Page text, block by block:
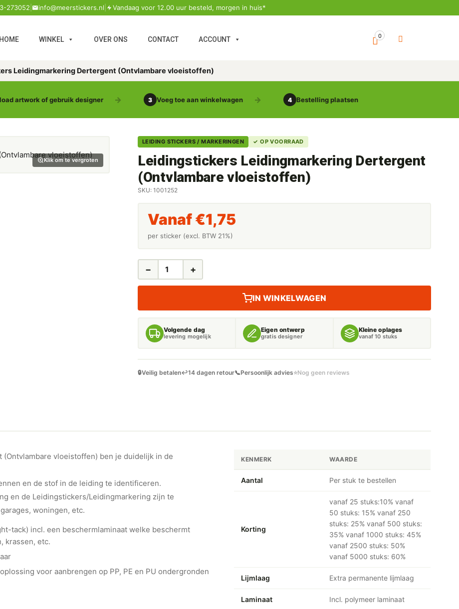
273052 info@meerstickers.nl Vandaag voor 12.00 uur besteld, morgen in huis*
HOME WINKEL OVER ONS CONTACT ACCOUNT 0
Leidingmarkering Dertergent (Ontvlambare vloeistoffen)
artwork of gebruik designer 3 Voeg toe aan winkelwagen 4 Bestelling plaatsen
Klik om te vergroten
LEIDING STICKERS / MARKERINGEN ✓ OP VOORRAAD
Leidingstickers Leidingmarkering Dertergent
(Ontvlambare vloeistoffen)
SKU: 1001252
Vanaf €1,75
per sticker (excl. BTW 21%)
LEIDINGSTICKERS
AANTAL
− +
IN WINKELWAGEN
Volgende dag
levering mogelijk
Eigen ontwerp
gratis designer
Kleine oplages
vanaf 10 stuks
🔒Veilig betalen↩️14 dagen retour📞Persoonlijk advies⭐Nog geen reviews
vloeistoffen) ben je duidelijk in de
en de stof in de leiding te identificeren.
en de Leidingstickers/Leidingmarkering zijn te
woningen, etc.
tack) incl. een beschermlaminaat welke beschermt
krassen, etc.
voor aanbrengen op PP, PE en PU ondergronden
KENMERK WAARDE
Aantal Per stuk te bestellen
Korting
vanaf 25 stuks:10% vanaf
50 stuks: 15% vanaf 250
stuks: 25% vanaf 500 stuks:
35% vanaf 1000 stuks: 45%
vanaf 2500 stuks: 50%
vanaf 5000 stuks: 60%
Lijmlaag Extra permanente lijmlaag
Laminaat Incl. polymeer laminaat